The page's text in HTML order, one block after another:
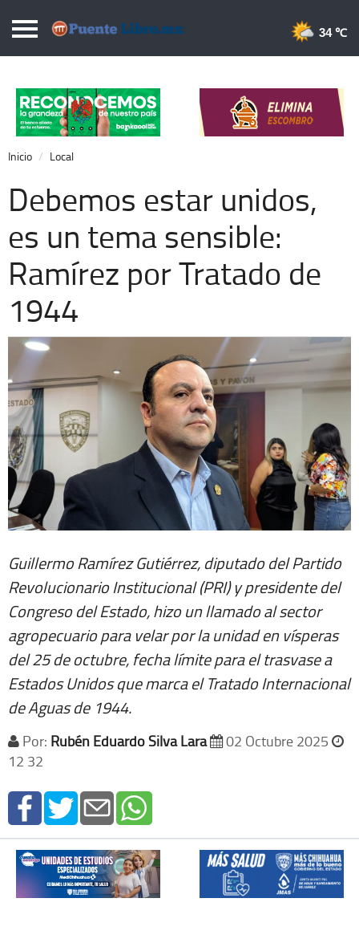
Puentelibre.mx
Local
Nacional
Opinión
Cronos
Economía
Espectáculos
Extra +
34 ℃
Inicio Local
Debemos estar unidos,
es un tema sensible:
Ramírez por Tratado de
1944
Guillermo Ramírez Gutiérrez, diputado del Partido
Revolucionario Institucional (PRI) y presidente del
Congreso del Estado, hizo un llamado al sector
agropecuario para velar por la unidad en vísperas
del 25 de octubre, fecha límite para el trasvase a
Estados Unidos que marca el Tratado Internacional
de Aguas de 1944.
Por: Rubén Eduardo Silva Lara
02 Octubre 2025
12 32